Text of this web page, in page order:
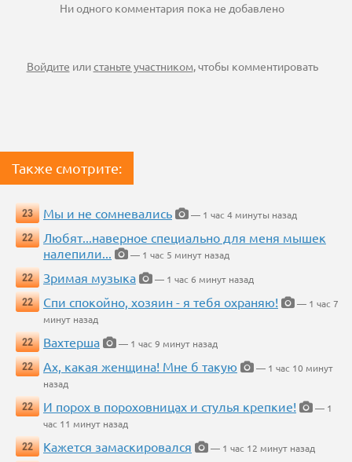
Ни одного комментария пока не добавлено
Войдите илистаньте участником, чтобы комментировать
Также смотрите:
23 Мы и не сомневались
— 1 час 4 минуты назад
22
Любят...наверное специально для меня мышек
налепили...
— 1 час 5 минут назад
22
Зримая музыка
— 1 час 6 минут назад
22
Спи спокойно, хозяин - я тебя охраняю!
— 1 час 7
минут назад
22
Вахтерша
— 1 час 9 минут назад
22
Ах, какая женщина! Мне б такую
— 1 час 10 минут
назад
22
И порох в пороховницах и стулья крепкие!
— 1
час 11 минут назад
22
Кажется замаскировался
— 1 час 12 минут назад